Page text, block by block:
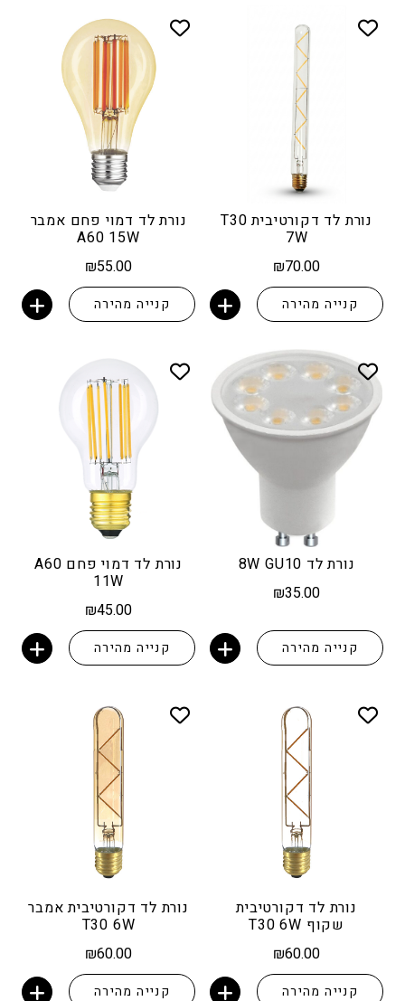
נורת לד דקורטיבית T30
7W
₪70.00
קנייה מהירה
נורת לד דמוי פחם אמבר
A60 15W
₪55.00
קנייה מהירה
נורת לד 8W GU10
₪35.00
קנייה מהירה
נורת לד דמוי פחם A60
11W
₪45.00
קנייה מהירה
נורת לד דקורטיבית
שקוף T30 6W
₪60.00
קנייה מהירה
נורת לד דקורטיבית אמבר
T30 6W
₪60.00
קנייה מהירה